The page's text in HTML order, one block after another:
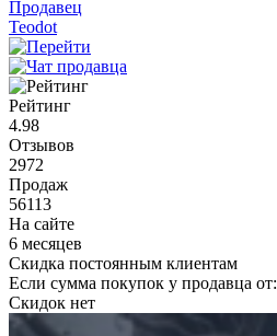
Продавец
Teodot
Рейтинг
4.98
Отзывов
2972
Продаж
56113
На сайте
6 месяцев
Скидка постоянным клиентам
Если сумма покупок у продавца от:
Скидок нет